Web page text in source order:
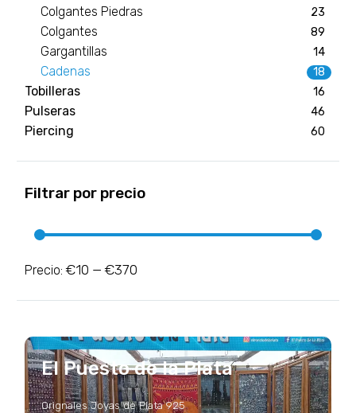
Colgantes Piedras 23
Colgantes 89
Gargantillas 14
Cadenas 18
Tobilleras 16
Pulseras 46
Piercing 60
Filtrar por precio
Precio:€10 —€370
El Puesto de la Plata
Orignales Joyas de Plata 925